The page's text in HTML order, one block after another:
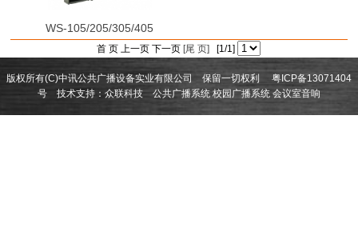
WS-105/205/305/405
首 页 上一页 下一页 [尾 页] [1/1]
版权所有(C)中讯公共广播设备实业有限公司 保留一切权利 粤ICP备13071404
号 技术支持： 众联科技 公共广播系统 校园广播系统 会议室音响